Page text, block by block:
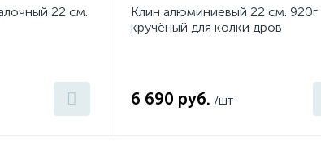
22 см.
Клин алюминиевый 22 см. 920г
кручёный для колки дров
6 690 руб. /шт